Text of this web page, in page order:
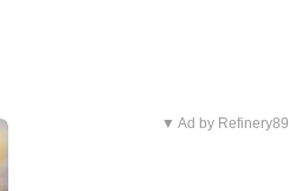
▼ Ad by Refinery89